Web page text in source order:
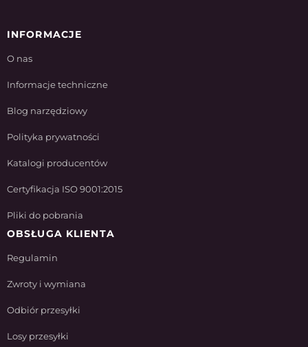
INFORMACJE
O nas
Informacje techniczne
Blog narzędziowy
Polityka prywatności
Katalogi producentów
Certyfikacja ISO 9001:2015
Pliki do pobrania
OBSŁUGA KLIENTA
Regulamin
Zwroty i wymiana
Odbiór przesyłki
Losy przesyłki